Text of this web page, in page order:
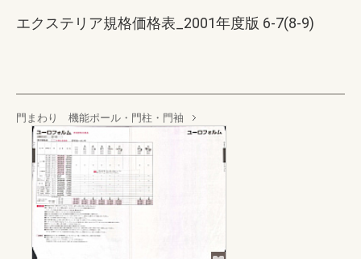
エクステリア規格価格表_2001年度版 6-7(8-9)
門まわり 機能ポール・門柱・門袖